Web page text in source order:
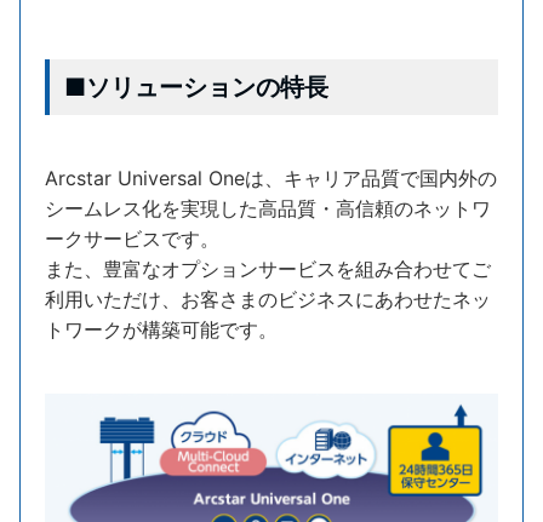
■ソリューションの特長
Arcstar Universal Oneは、キャリア品質で国内外の
シームレス化を実現した高品質・高信頼のネットワ
ークサービスです。
また、豊富なオプションサービスを組み合わせてご
利用いただけ、お客さまのビジネスにあわせたネッ
トワークが構築可能です。